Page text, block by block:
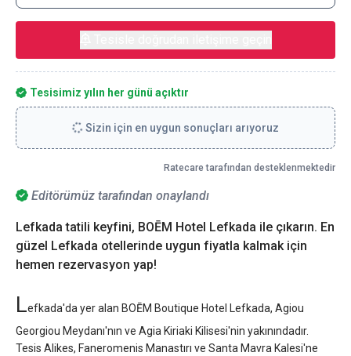
Editörümüz tarafından onaylandı
Lefkada tatili keyfini, BOĒM Hotel Lefkada ile çıkarın. En
güzel Lefkada otellerinde uygun fiyatla kalmak için
hemen rezervasyon yap!
Lefkada'da yer alan BOĒM Boutique Hotel Lefkada, Agiou
Georgiou Meydanı'nın ve Agia Kiriaki Kilisesi'nin yakınındadır.
Tesis Alikes, Faneromenis Manastırı ve Santa Mavra Kalesi'ne
Tesisimiz yılın her günü açıktır
Sizin için en uygun sonuçları arıyoruz
Ratecare tarafından desteklenmektedir